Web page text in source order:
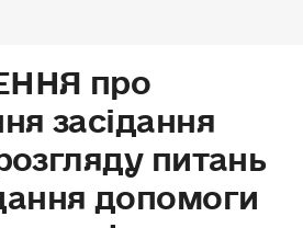
про
засідання
питань
допомоги